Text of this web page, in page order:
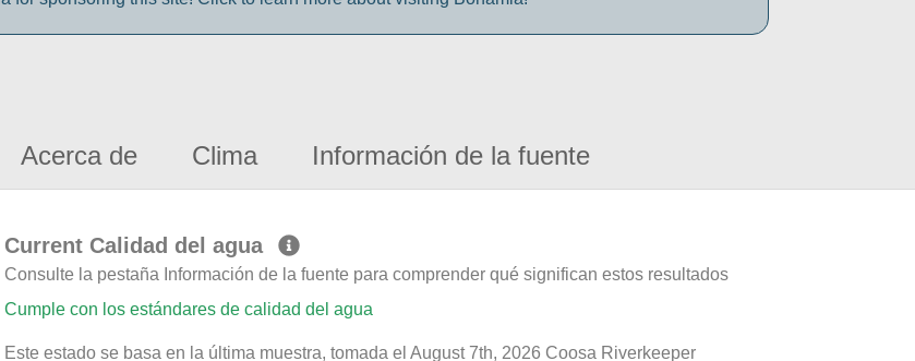
Acerca de Clima Información de la fuente
Current Calidad del agua
Consulte la pestaña Información de la fuente para comprender qué significan estos resultados
Cumple con los estándares de calidad del agua
Este estado se basa en la última muestra, tomada el August 7th, 2026 Coosa Riverkeeper